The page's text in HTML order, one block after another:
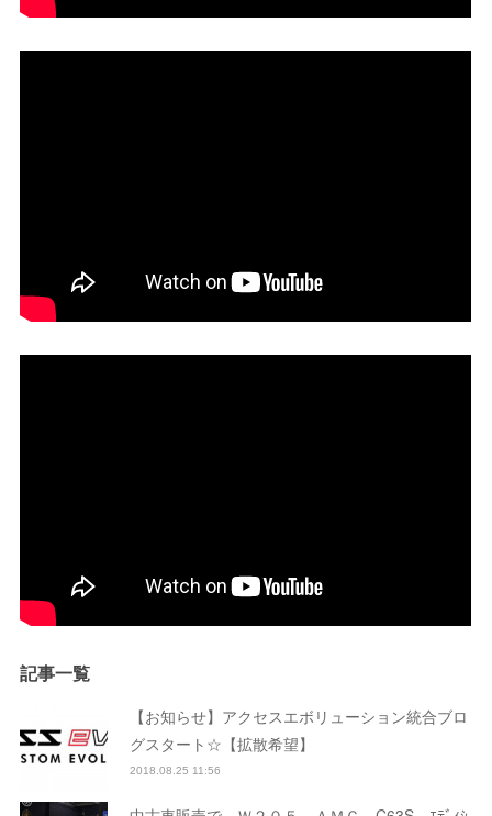
記事一覧
【お知らせ】アクセスエボリューション統合ブロ
グスタート☆【拡散希望】
2018.08.25 11:56